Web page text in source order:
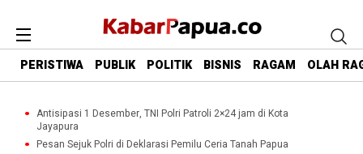
PERISTIWA PUBLIK POLITIK BISNIS RAGAM OLAH
Antisipasi 1 Desember, TNI Polri Patroli 2×24 jam di Kota
Jayapura
Pesan Sejuk Polri di Deklarasi Pemilu Ceria Tanah Papua